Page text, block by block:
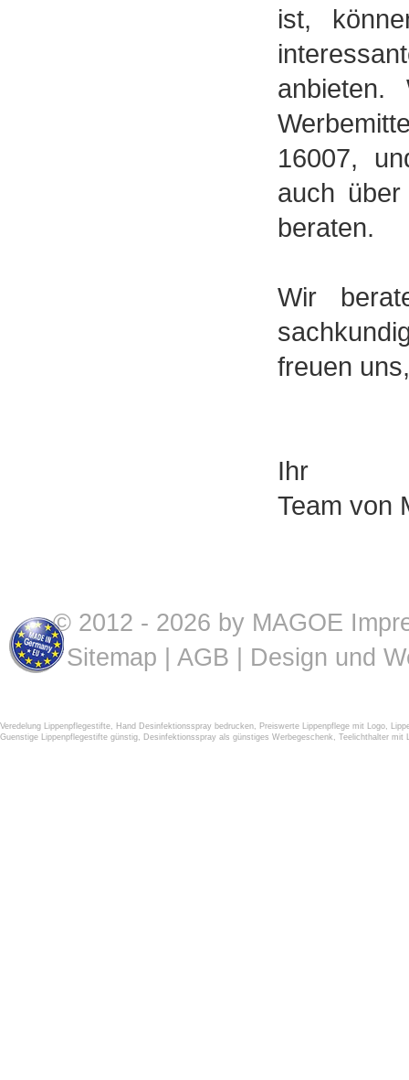
ist,
anbieten.
16007,
auch
beraten.
Wir
freuen
Ihr
Team von
© 2012 - 2026 by MAGOE
Sitemap
AGB | Design und
Veredelung Lippenpflegestifte, Hand Desinfektionsspray bedrucken, Preiswerte Lippenpflege mit Logo,
Guenstige Lippenpflegestifte günstig, Desinfektionsspray als günstiges Werbegeschenk , Teelichthalter mit